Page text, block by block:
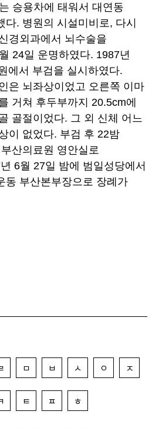
승용차에 태워서 대연동
다. 병원의 시설미비로, 다시
경외과에서 뇌수술을
24일 운명하였다. 1987년
에서 부검을 실시하였다.
은 뇌좌상이었고 오른쪽 이마
거쳐 후두부까지 20.5cm에
골절이었다. 그 외 신체 어느
이 없었다. 부검 후 22밤
산의료원 영안실로
6월 27일 밤에 범일성당에서
동 부산본부장으로 장례가
ㅁ ㅂ ㅅ ㅇ ㅈ
ㅌ ㅍ ㅎ